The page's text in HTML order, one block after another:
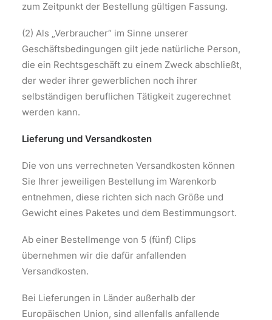
zum Zeitpunkt der Bestellung gültigen Fassung.
(2) Als „Verbraucher“ im Sinne unserer
Geschäftsbedingungen gilt jede natürliche Person,
die ein Rechtsgeschäft zu einem Zweck abschließt,
der weder ihrer gewerblichen noch ihrer
selbständigen beruflichen Tätigkeit zugerechnet
werden kann.
Lieferung und Versandkosten
Die von uns verrechneten Versandkosten können
Sie Ihrer jeweiligen Bestellung im Warenkorb
entnehmen, diese richten sich nach Größe und
Gewicht eines Paketes und dem Bestimmungsort.
Ab einer Bestellmenge von 5 (fünf) Clips
übernehmen wir die dafür anfallenden
Versandkosten.
Bei Lieferungen in Länder außerhalb der
Europäischen Union, sind allenfalls anfallende